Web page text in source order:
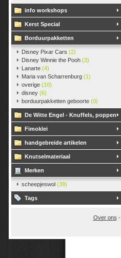
info workshops
Kerst Special
Borduurpakketten
Disney Pixar Cars (2)
Disney Winnie the Pooh (3)
Lanarte (4)
Maria van Scharrenburg (1)
overige (10)
disney (6)
borduurpakketten geboorte (0)
De Witte Engel - Knuffels, poppen
Fimoklei
handgebreide artikelen
Knutselmateriaal
Merken
scheepjeswol (39)
Tags
Over ons -